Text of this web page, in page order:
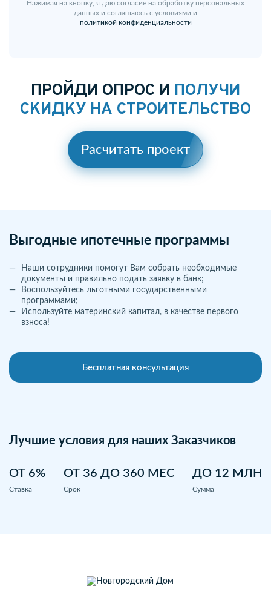
Нажимая на кнопку, я даю согласие на обработку персональных
данных и соглашаюсь с условиями и
политикой конфиденциальности
ПРОЙДИ ОПРОС И ПОЛУЧИ
СКИДКУ НА СТРОИТЕЛЬСТВО
Расчитать проект
Выгодные ипотечные программы
Наши сотрудники помогут Вам собрать необходимые
документы и правильно подать заявку в банк;
Воспользуйтесь льготными государственными
программами;
Используйте материнский капитал, в качестве первого
взноса!
Бесплатная консультация
Лучшие условия для наших Заказчиков
ОТ 6%
Ставка
ОТ 36 ДО 360 МЕС
Срок
ДО 12 МЛН
Сумма